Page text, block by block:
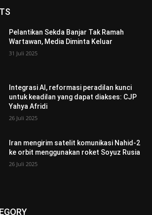
Pelantikan Sekda Banjar Tak Ramah
Wartawan, Media Diminta Keluar
31 Juli 2025
Integrasi AI, reformasi peradilan kunci
untuk keadilan yang dapat diakses: CJP
Yahya Afridi
26 Juli 2025
Iran mengirim satelit komunikasi Nahid-2
ke orbit menggunakan roket Soyuz Rusia
26 Juli 2025